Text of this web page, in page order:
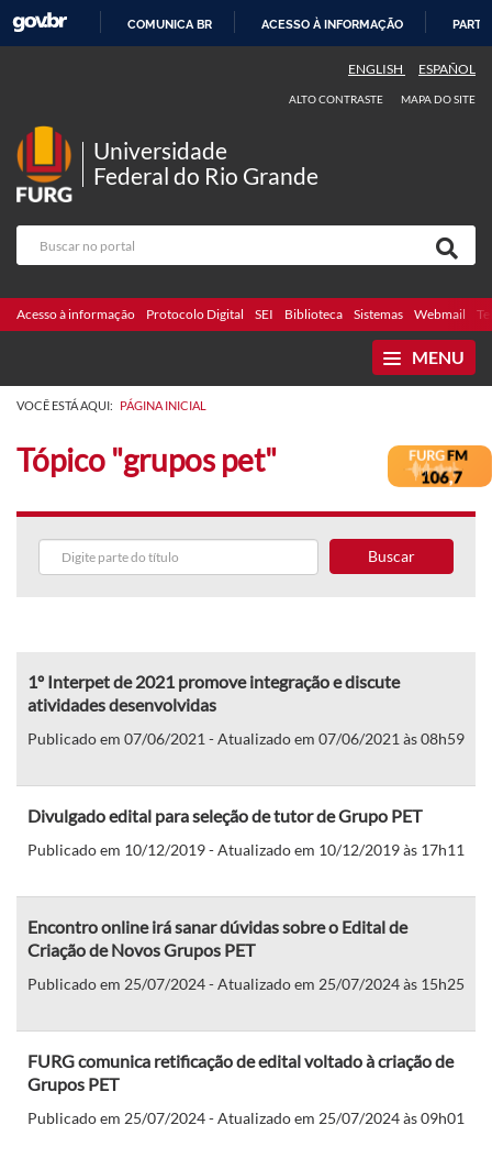
COMUNICA BR ACESSO À INFORMAÇÃO
ENGLISH ESPAÑOL
ALTO CONTRASTE MAPA DO SITE
Universidade
Federal do Rio Grande
Acesso à informação Protocolo Digital SEI Biblioteca Sistemas Webmail
MENU
VOCÊ ESTÁ AQUI: PÁGINA INICIAL
Tópico "grupos pet"
Buscar
1º Interpet de 2021 promove integração e discute
atividades desenvolvidas
Publicado em 07/06/2021 - Atualizado em 07/06/2021 às 08h59
Divulgado edital para seleção de tutor de Grupo PET
Publicado em 10/12/2019 - Atualizado em 10/12/2019 às 17h11
Encontro online irá sanar dúvidas sobre o Edital de
Criação de Novos Grupos PET
Publicado em 25/07/2024 - Atualizado em 25/07/2024 às 15h25
FURG comunica retificação de edital voltado à criação de
Grupos PET
Publicado em 25/07/2024 - Atualizado em 25/07/2024 às 09h01